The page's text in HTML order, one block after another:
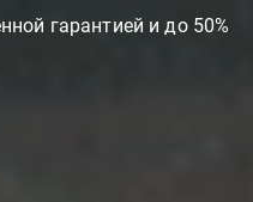
гарантией и до 50%